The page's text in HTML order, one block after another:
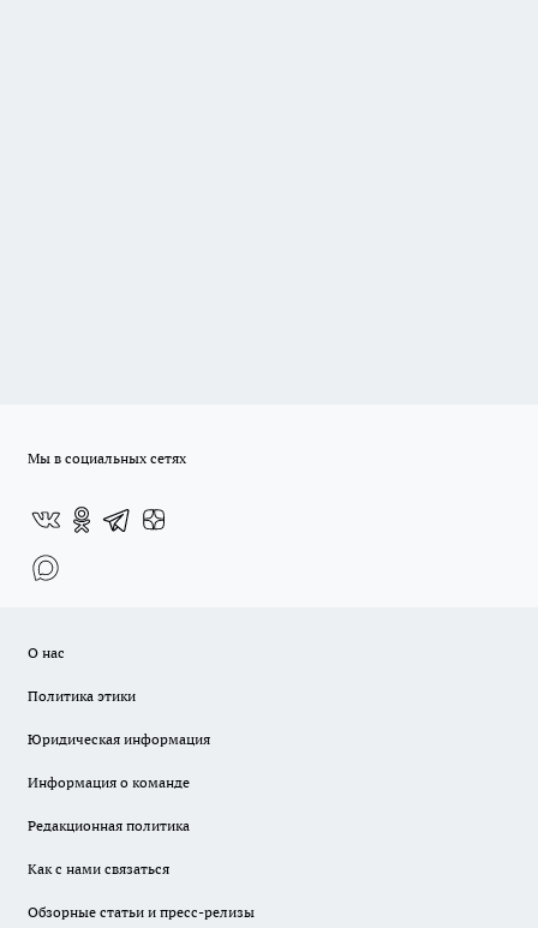
Мы в социальных сетях
О нас
Политика этики
Юридическая информация
Информация о команде
Редакционная политика
Как с нами связаться
Обзорные статьи и пресс-релизы